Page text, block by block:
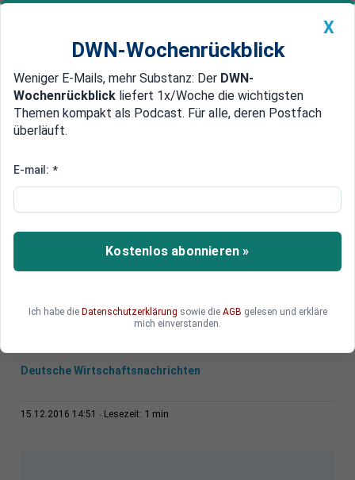
Newsticker MEIN DWN: Geldanlage Premium
Edelmetalle DWN-Magazin China
Mindestens 20 Euro Einkauf
Statt Geldautomat: Aldi Süd
bietet Kunden Bargeld an
Aldi Süd führt ab sofort Bargeldauszahlung ein.
Deutsche Wirtschaftsnachrichten
15.12.2016 14:51 Lesezeit: 1 min
X
DWN-Wochenrückblick
Weniger E-Mails, mehr Substanz: Der DWN-
Wochenrückblick liefert 1x/Woche die wichtigsten
Themen kompakt als Podcast. Für alle, deren Postfach
überläuft.
E-mail: *
Kostenlos abonnieren »
Ich habe die Datenschutzerklärung sowie die AGB gelesen und erkläre
mich einverstanden.